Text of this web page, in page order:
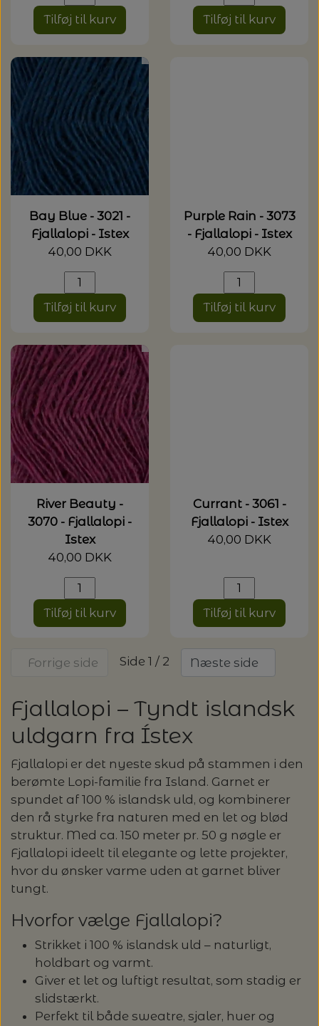
Tilføj til kurv Tilføj til kurv
Bay Blue - 3021 -
Fjallalopi - Istex
40,00 DKK
Tilføj til kurv
Purple Rain - 3073
- Fjallalopi - Istex
40,00 DKK
Tilføj til kurv
River Beauty -
3070 - Fjallalopi -
Istex
40,00 DKK
Tilføj til kurv
Currant - 3061 -
Fjallalopi - Istex
40,00 DKK
Tilføj til kurv
Forrige side Side 1 / 2 Næste side
Fjallalopi – Tyndt islandsk
uldgarn fra Ístex
Fjallalopi er det nyeste skud på stammen i den
berømte Lopi-familie fra Island. Garnet er
spundet af 100 % islandsk uld, og kombinerer
den rå styrke fra naturen med en let og blød
struktur. Med ca. 150 meter pr. 50 g nøgle er
Fjallalopi ideelt til elegante og lette projekter,
hvor du ønsker varme uden at garnet bliver
tungt.
Hvorfor vælge Fjallalopi?
Strikket i 100 % islandsk uld – naturligt,
holdbart og varmt.
Giver et let og luftigt resultat, som stadig er
slidstærkt.
Perfekt til både sweatre, sjaler, huer og